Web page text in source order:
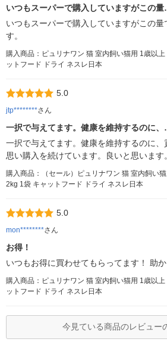
いつもスーパーで購入していますがこの
いつもスーパーで購入していますがこの量
す。
購入商品：ピュリナワン 猫 室内飼い猫用 1歳以
ットフード ドライ ネスレ日本
5.0
jtp********さん
一択で与えてます。健康を維持するのに
一択で与えてます。健康を維持するのに、
思い購入を続けています。良いと思います。
購入商品：（セール）ピュリナワン 猫 室内飼い
2kg 1袋 キャットフード ドライ ネスレ日本
5.0
mon********さん
お得！
いつもお得に買わせてもらってます！ 助か
購入商品：ピュリナワン 猫 室内飼い猫用 1歳以
ットフード ドライ ネスレ日本
今見ている商品のレビュー